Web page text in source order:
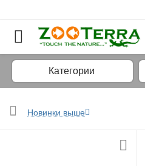
Категории
Новинки выше